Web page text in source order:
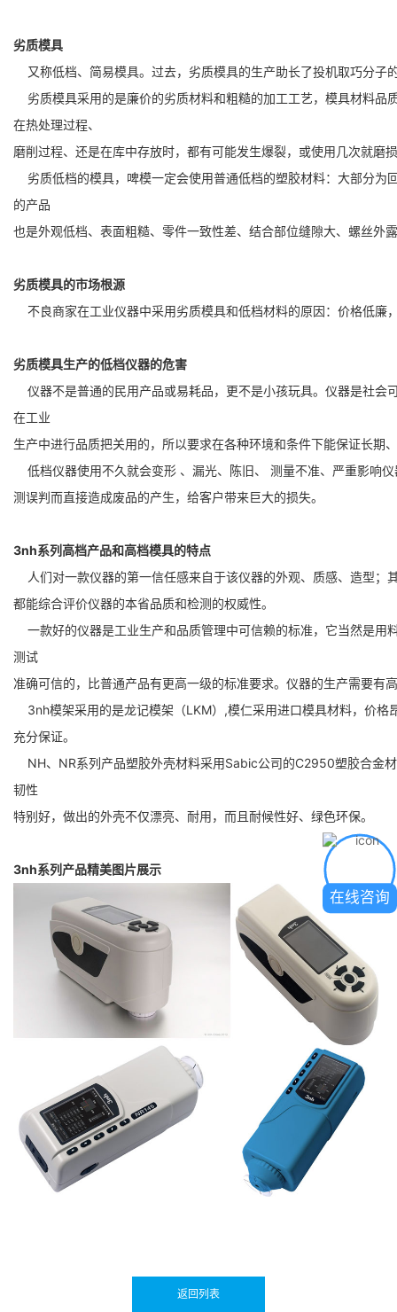
劣质模具
又称低档、简易模具。过去，劣质模具的生产助长了投机取巧分子
劣质模具采用的是廉价的劣质材料和粗糙的加工工艺，模具材料品
在热处理过程、
磨削过程、还是在库中存放时，都有可能发生爆裂，或使用几次就磨
劣质低档的模具，啤模一定会使用普通低档的塑胶材料：大部分为
的产品
也是外观低档、表面粗糙、零件一致性差、结合部位缝隙大、螺丝外
劣质模具的市场根源
不良商家在工业仪器中采用劣质模具和低档材料的原因：价格低廉
劣质模具生产的低档仪器的危害
仪器不是普通的民用产品或易耗品，更不是小孩玩具。仪器是社会
在工业
生产中进行品质把关用的，所以要求在各种环境和条件下能保证长期
低档仪器使用不久就会变形 、漏光、陈旧、 测量不准、严重影响
测误判而直接造成废品的产生，给客户带来巨大的损失。
3nh系列高档产品和高档模具的特点
人们对一款仪器的第一信任感来自于该仪器的外观、质感、造型
都能综合评价仪器的本省品质和检测的权威性。
一款好的仪器是工业生产和品质管理中可信赖的标准，它当然是用
测试
准确可信的，比普通产品有更高一级的标准要求。仪器的生产需要有
3nh模架采用的是龙记模架（LKM）,模仁采用进口模具材料，价
充分保证。
NH、NR系列产品塑胶外壳材料采用Sabic公司的C2950塑胶合金
韧性
特别好，做出的外壳不仅漂亮、耐用，而且耐候性好、绿色环保。
3nh系列产品精美图片展示
返回列表
在线咨询